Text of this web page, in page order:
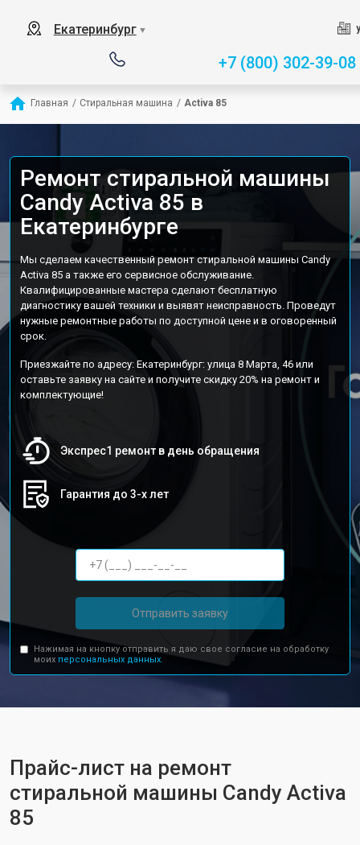
Екатеринбург ▼
+7 (800) 302-39-08
Главная / Стиральная машина / Activa 85
Ремонт стиральной машины
Candy Activa 85 в
Екатеринбурге
Мы сделаем качественный ремонт стиральной машины Candy
Activa 85 а также его сервисное обслуживание.
Квалифицированные мастера сделают бесплатную
диагностику вашей техники и выявят неисправность. Проведут
нужные ремонтные работы по доступной цене и в оговоренный
срок.
Приезжайте по адресу: Екатеринбург: улица 8 Марта, 46 или
оставьте заявку на сайте и получите скидку 20% на ремонт и
комплектующие!
Экспрес1 ремонт в день обращения
Гарантия до 3-х лет
Отправить заявку
Нажимая на кнопку отправить я даю свое согласие на обработку
моих персональных данных.
Прайс-лист на ремонт
стиральной машины Candy Activa
85